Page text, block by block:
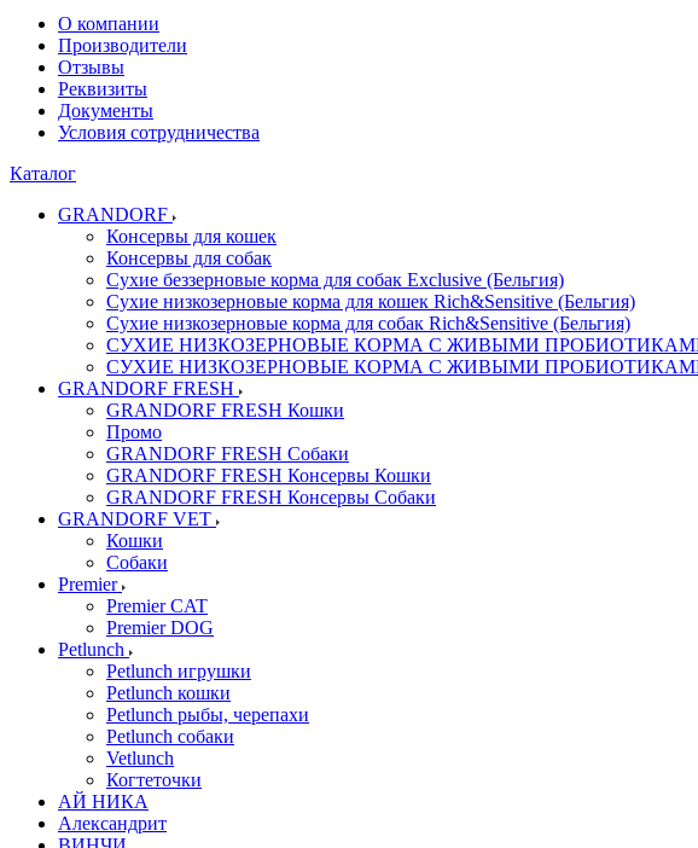
О компании
Производители
Отзывы
Реквизиты
Документы
Условия сотрудничества
Каталог
GRANDORF
Консервы для кошек
Консервы для собак
Сухие беззерновые корма для собак Exclusive (Бельгия)
Сухие низкозерновые корма для кошек Rich&Sensitive (Бельгия)
Сухие низкозерновые корма для собак Rich&Sensitive (Бельгия)
СУХИЕ НИЗКОЗЕРНОВЫЕ КОРМА С ЖИВЫМИ ПРОБИОТИКАМИ
СУХИЕ НИЗКОЗЕРНОВЫЕ КОРМА С ЖИВЫМИ ПРОБИОТИКАМИ
GRANDORF FRESH
GRANDORF FRESH Кошки
Промо
GRANDORF FRESH Собаки
GRANDORF FRESH Консервы Кошки
GRANDORF FRESH Консервы Собаки
GRANDORF VET
Кошки
Собаки
Premier
Premier CAT
Premier DOG
Petlunch
Petlunch игрушки
Petlunch кошки
Petlunch рыбы, черепахи
Petlunch собаки
Vetlunch
Когтеточки
АЙ НИКА
Александрит